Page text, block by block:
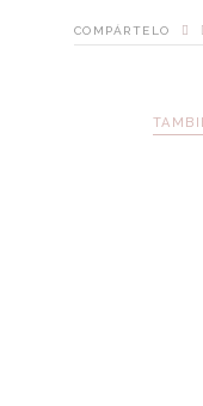
COMPÁRTELO